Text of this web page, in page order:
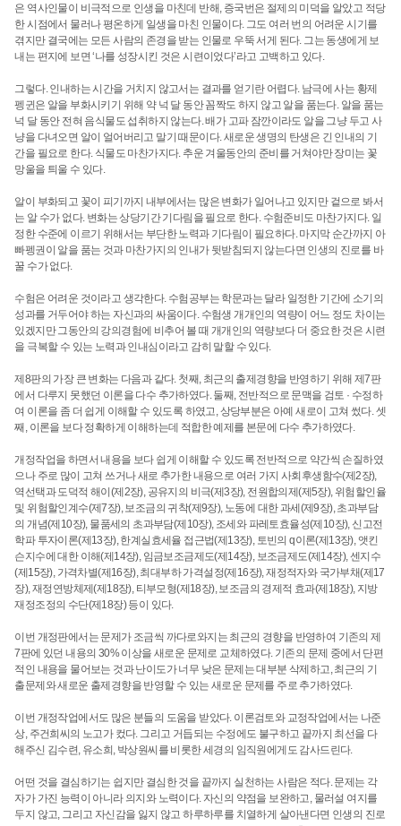
은 역사인물이 비극적으로 인생을 마친데 반해, 증국번은 절제의 미덕을 알았고 적당
한 시점에서 물러나 평온하게 일생을 마친 인물이다. 그도 여러 번의 어려운 시기를
겪지만 결국에는 모든 사람의 존경을 받는 인물로 우뚝 서게 된다. 그는 동생에게 보
내는 편지에 보면 ‘나를 성장시킨 것은 시련이었다’라고 고백하고 있다.
그렇다. 인내하는 시간을 거치지 않고서는 결과를 얻기란 어렵다. 남극에 사는 황제
펭귄은 알을 부화시키기 위해 약 넉 달 동안 꼼짝도 하지 않고 알을 품는다. 알을 품는
넉 달 동안 전혀 음식물도 섭취하지 않는다. 배가 고파 잠깐이라도 알을 그냥 두고 사
냥을 다녀오면 알이 얼어버리고 말기 때문이다. 새로운 생명의 탄생은 긴 인내의 기
간을 필요로 한다. 식물도 마찬가지다. 추운 겨울동안의 준비를 거쳐야만 장미는 꽃
망울을 틔울 수 있다.
알이 부화되고 꽃이 피기까지 내부에서는 많은 변화가 일어나고 있지만 겉으로 봐서
는 알 수가 없다. 변화는 상당기간 기다림을 필요로 한다. 수험준비도 마찬가지다. 일
정한 수준에 이르기 위해서는 부단한 노력과 기다림이 필요하다. 마지막 순간까지 아
빠펭권이 알을 품는 것과 마찬가지의 인내가 뒷받침되지 않는다면 인생의 진로를 바
꿀 수가 없다.
수험은 어려운 것이라고 생각한다. 수험공부는 학문과는 달라 일정한 기간에 소기의
성과를 거두어야 하는 자신과의 싸움이다. 수험생 개개인의 역량이 어느 정도 차이는
있겠지만 그동안의 강의경험에 비추어 볼 때 개개인의 역량보다 더 중요한 것은 시련
을 극복할 수 있는 노력과 인내심이라고 감히 말할 수 있다.
제8판의 가장 큰 변화는 다음과 같다. 첫째, 최근의 출제경향을 반영하기 위해 제7판
에서 다루지 못했던 이론을 다수 추가하였다. 둘째, 전반적으로 문맥을 검토 · 수정하
여 이론을 좀 더 쉽게 이해할 수 있도록 하였고, 상당부분은 아예 새로이 고쳐 썼다. 셋
째, 이론을 보다 정확하게 이해하는데 적합한 예제를 본문에 다수 추가하였다.
개정작업을 하면서 내용을 보다 쉽게 이해할 수 있도록 전반적으로 약간씩 손질하였
으나 주로 많이 고쳐 쓰거나 새로 추가한 내용으로 여러 가지 사회후생함수(제2장),
역선택과 도덕적 해이(제2장), 공유지의 비극(제3장), 전원합의제(제5장), 위험할인율
및 위험할인계수(제7장), 보조금의 귀착(제9장), 노동에 대한 과세(제9장), 초과부담
의 개념(제10장), 물품세의 초과부담(제10장), 조세와 파레토효율성(제10장), 신고전
학파 투자이론(제13장), 한계실효세율 접근법(제13장), 토빈의 q이론(제13장), 앳킨
슨지수에 대한 이해(제14장), 임금보조금제도(제14장), 보조금제도(제14장), 센지수
(제15장), 가격차별(제16장), 최대부하 가격설정(제16장), 재정적자와 국가부채(제17
장), 재정연방체제(제18장), 티부모형(제18장), 보조금의 경제적 효과(제18장), 지방
재정조정의 수단(제18장) 등이 있다.
이번 개정판에서는 문제가 조금씩 까다로와지는 최근의 경향을 반영하여 기존의 제
7판에 있던 내용의 30% 이상을 새로운 문제로 교체하였다. 기존의 문제 중에서 단편
적인 내용을 물어보는 것과 난이도가 너무 낮은 문제는 대부분 삭제하고, 최근의 기
출문제와 새로운 출제경향을 반영할 수 있는 새로운 문제를 주로 추가하였다.
이번 개정작업에서도 많은 분들의 도움을 받았다. 이론검토와 교정작업에서는 나준
상, 주건희씨의 노고가 컸다. 그리고 거듭되는 수정에도 불구하고 끝까지 최선을 다
해주신 김수련, 유소희, 박상원씨를 비롯한 세경의 임직원에게도 감사드린다.
어떤 것을 결심하기는 쉽지만 결심한 것을 끝까지 실천하는 사람은 적다. 문제는 각
자가 가진 능력이 아니라 의지와 노력이다. 자신의 약점을 보완하고, 물러설 여지를
두지 않고, 그리고 자신감을 잃지 않고 하루하루를 치열하게 살아낸다면 인생의 진로